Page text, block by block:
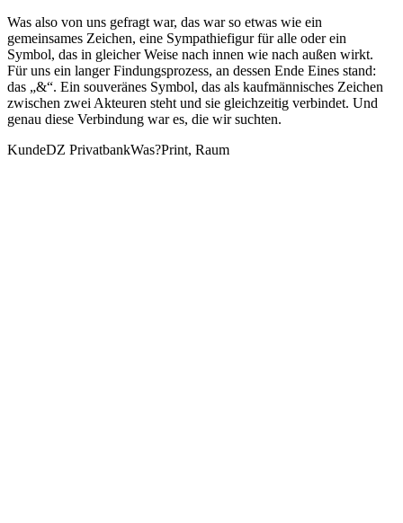
Was also von uns gefragt war, das war so etwas wie ein
gemeinsames Zeichen, eine Sympathiefigur für alle oder ein
Symbol, das in gleicher Weise nach innen wie nach außen wirkt.
Für uns ein langer Findungsprozess, an dessen Ende Eines stand:
das „&“. Ein souveränes Symbol, das als kaufmännisches Zeichen
zwischen zwei Akteuren steht und sie gleichzeitig verbindet. Und
genau diese Verbindung war es, die wir suchten.
KundeDZ PrivatbankWas?Print, Raum